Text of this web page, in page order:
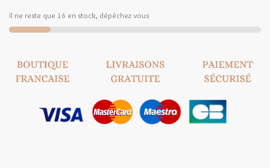
Il ne reste que 16 en stock, dépêchez vous